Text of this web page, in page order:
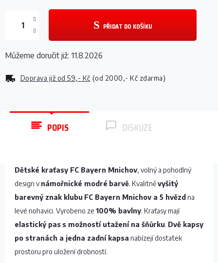
Doprava již od 59,- Kč (od 2000,- Kč zdarma)
PŘIDAT DO KOŠÍKU
Můžeme doručit již: 11.8.2026
POPIS DISKUZE
Dětské kraťasy FC Bayern Mnichov, volný a pohodlný
design vnámořnické modré barvě. Kvalitněvyšitý
barevný znak klubu FC Bayern Mnichov a 5 hvězd na
levé nohavici. Vyrobeno ze 100% bavlny. Kraťasy mají
elastický pas s možností utažení na šňůrku. Dvě kapsy
po stranách a jedna zadní kapsa nabízejí dostatek
prostoru pro uložení drobností.